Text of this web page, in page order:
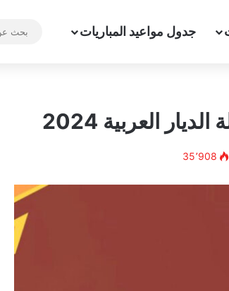
جدول مواعيد المباريات
العربية 2024
35٬908